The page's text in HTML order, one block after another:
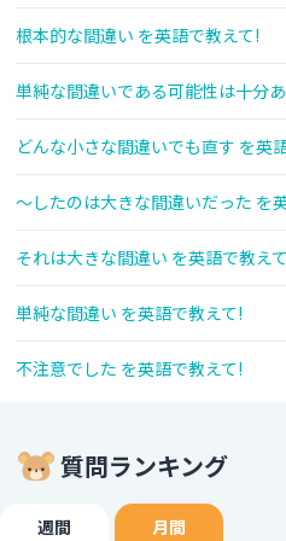
根本的な間違い を英語で教えて!
単純な間違いである可能性は十分
どんな小さな間違いでも直す を英
～したのは大きな間違いだった を
それは大きな間違い を英語で教え
単純な間違い を英語で教えて!
不注意でした を英語で教えて!
質問ランキング
週間 月間